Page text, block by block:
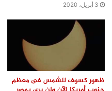
3 أبريل، 2020
ظهور كسوف للشمس فى معظم